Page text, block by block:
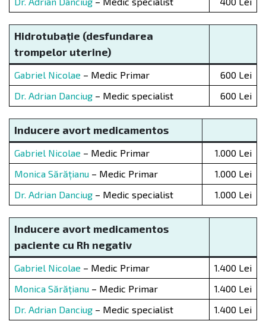
Hidrotubație (desfundarea
trompelor uterine)
Gabriel Nicolae – Medic Primar
600 Lei
Dr. Adrian Danciug – Medic specialist 600 Lei
Inducere avort medicamentos
Gabriel Nicolae – Medic Primar
1.000 Lei
Monica Sărățianu – Medic Primar
1.000 Lei
Dr. Adrian Danciug – Medic specialist 1.000 Lei
Inducere avort medicamentos
paciente cu Rh negativ
Gabriel Nicolae – Medic Primar
1.400 Lei
Monica Sărățianu – Medic Primar
1.400 Lei
Dr. Adrian Danciug – Medic specialist 1.400 Lei